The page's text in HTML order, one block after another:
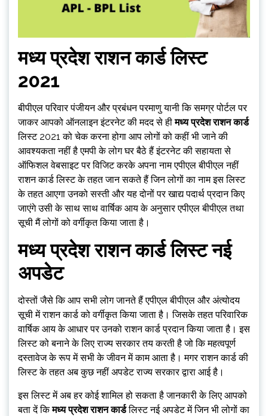
मध्य प्रदेश राशन कार्ड लिस्ट
2021
बीपीएल परिवार पंजीयन और प्रबंधन परमाणु यानी कि समग्र पोर्टल पर
जाकर आपको ऑनलाइन इंटरनेट की मदद से हीमध्य प्रदेश राशन कार्ड
लिस्ट 2021 को चेक करना होगा आप लोगों को कहीं भी जाने की
आवश्यकता नहीं है एमपी के लोग घर बैठे हैं इंटरनेट की सहायता से
ऑफिशल वेबसाइट पर विजिट करके अपना नाम एपीएल बीपीएल नहीं
राशन कार्ड लिस्ट के तहत जान सकते हैं जिन लोगों का नाम इस लिस्ट
के तहत आएगा उनको सस्ती और यह दोनों पर खाद्य पदार्थ प्रदान किए
जाएंगे उसी के साथ साथ वार्षिक आय के अनुसार एपीएल बीपीएल तथा
सूची मैं लोगों को वर्गीकृत किया जाता है।
मध्य प्रदेश राशन कार्ड लिस्ट नई
अपडेट
दोस्तों जैसे कि आप सभी लोग जानते हैं एपीएल बीपीएल और अंत्योदय
सूची में राशन कार्ड को वर्गीकृत किया जाता है। जिसके तहत परिवारिक
वार्षिक आय के आधार पर उनको राशन कार्ड प्रदान किया जाता है। इस
लिस्ट को बनाने के लिए राज्य सरकार तय करती है जो कि महत्वपूर्ण
दस्तावेज के रूप में सभी के जीवन में काम आता है। मगर राशन कार्ड की
लिस्ट के तहत अब कुछ नहीं अपडेट राज्य सरकार द्वारा आई है।
इस लिस्ट में अब हर कोई शामिल हो सकता है जानकारी के लिए आपको
बता दें किमध्य प्रदेश राशन कार्डलिस्ट नई अपडेट में जिन भी लोगों का